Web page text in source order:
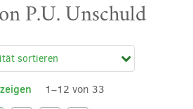
P.U. Unschuld
1–12 von 33